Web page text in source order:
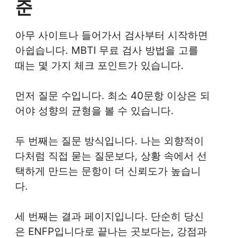
준
아무 사이트나 들어가서 검사부터 시작하면
아쉽습니다. MBTI 무료 검사 방법을 고를
때는 몇 가지 체크 포인트가 있습니다.
먼저 질문 수입니다. 최소 40문항 이상은 되
어야 성향의 균형을 볼 수 있습니다.
두 번째는 질문 방식입니다. 나는 외향적이
다처럼 직접 묻는 질문보다, 상황 속에서 선
택하게 만드는 문항이 더 신뢰도가 높습니
다.
세 번째는 결과 페이지입니다. 단순히 당신
은 ENFP입니다로 끝나는 곳보다는, 강점과